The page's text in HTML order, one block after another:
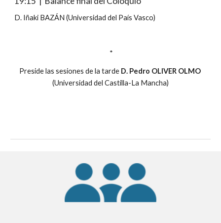
D. Iñaki BAZÁN (Universidad del País Vasco)
*
Preside las sesiones de la tarde D. Pedro OLIVER OLMO
(Universidad del Castilla-La Mancha)